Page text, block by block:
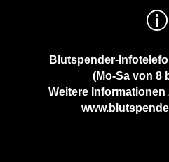
p
Blutspender-
(Mo-Sa von 8
Weitere